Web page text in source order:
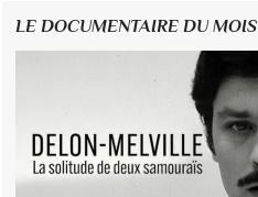
LE DOCUMENTAIRE DU MOIS